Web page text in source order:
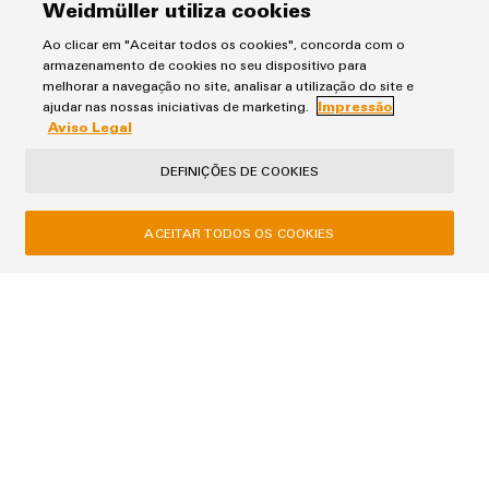
modificadas
e
equipadas
Conjuntos
Aviso Legal
Impressão
Weidmüller - Sistemas de Interface, S.A.
Via do Oriente, Nº C Lote 5.02.03 | Escritório 1 no piso 2 do Edificio
Weidmüller utiliza cookies
Ao clicar em "Aceitar todos os cookies", concorda com o
armazenamento de cookies no seu dispositivo para
melhorar a navegação no site, analisar a utilização do site e
ajudar nas nossas iniciativas de marketing.
Impressão
Aviso Legal
DEFINIÇÕES DE COOKIES
ACEITAR TODOS OS COOKIES